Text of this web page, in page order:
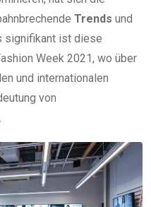
Trends und
signifikant ist diese
Week 2021, wo über
und internationalen
von